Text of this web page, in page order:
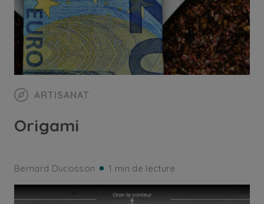
ARTISANAT
Origami
Bernard Ducosson 1 min de lecture